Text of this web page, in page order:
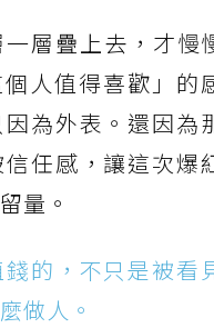
層疊上去，才慢
人值得喜歡」的
為外表。還因為
任感，讓這次爆
量。
的，不只是被看
做人。​